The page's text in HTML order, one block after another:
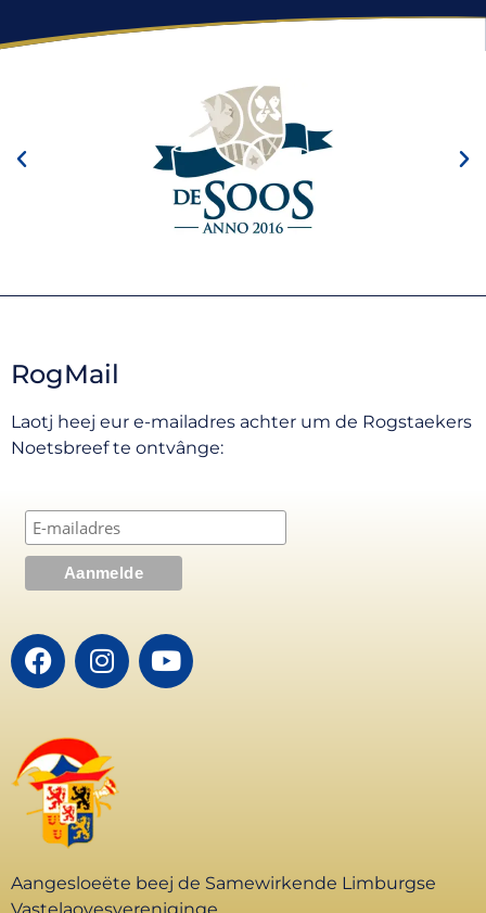
RogMail
Laotj heej eur e-mailadres achter um de Rogstaekers
Noetsbreef te ontvânge:
Aangesloeëte beej de Samewirkende Limburgse